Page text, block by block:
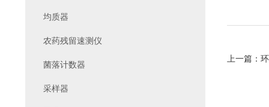
上一篇：
均质器
农药残留速测仪
菌落计数器
采样器